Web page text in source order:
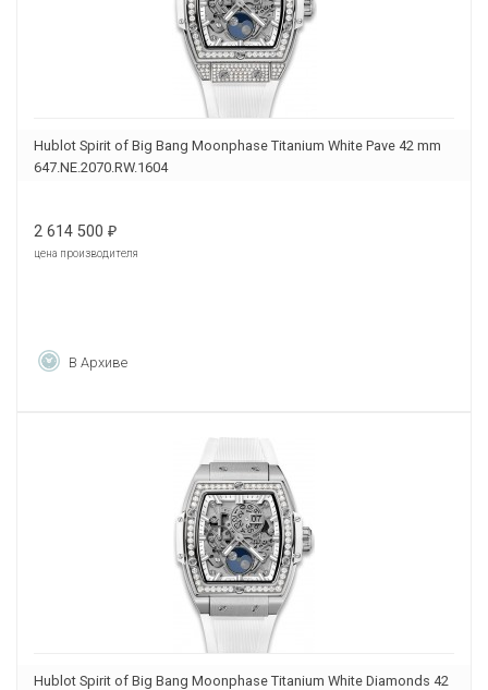
Hublot Spirit of Big Bang Moonphase Titanium White Pave 42 mm
647.NE.2070.RW.1604
2 614 500 ₽
цена производителя
В Архиве
Hublot Spirit of Big Bang Moonphase Titanium White Diamonds 42